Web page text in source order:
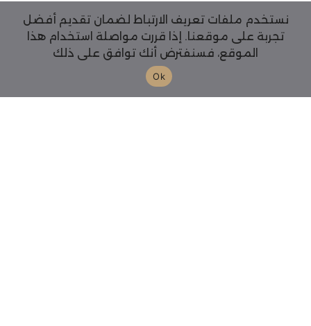
نستخدم ملفات تعريف الارتباط لضمان تقديم أفضل
تجربة على موقعنا. إذا قررت مواصلة استخدام هذا
الموقع، فسنفترض أنك توافق على ذلك
Ok